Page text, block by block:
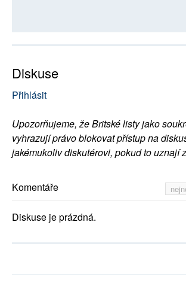
Diskuse
Přihlásit
Upozorňujeme, že Britské listy jako
vyhrazují právo blokovat přístup na
jakémukoliv diskutérovi, pokud to uznají
Komentáře
Diskuse je prázdná.